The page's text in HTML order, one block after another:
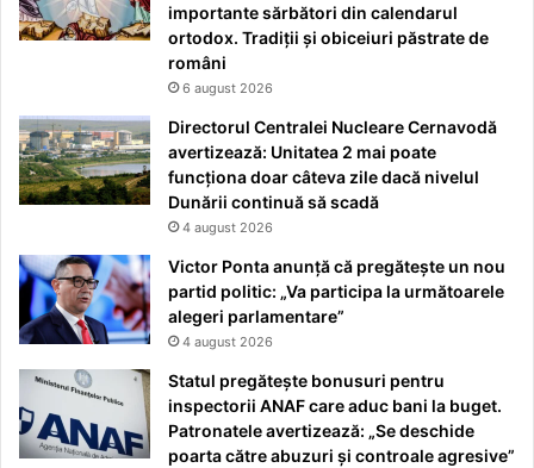
importante sărbători din calendarul
ortodox. Tradiții și obiceiuri păstrate de
români
6 august 2026
Directorul Centralei Nucleare Cernavodă
avertizează: Unitatea 2 mai poate
funcționa doar câteva zile dacă nivelul
Dunării continuă să scadă
4 august 2026
Victor Ponta anunță că pregătește un nou
partid politic: „Va participa la următoarele
alegeri parlamentare”
4 august 2026
Statul pregătește bonusuri pentru
inspectorii ANAF care aduc bani la buget.
Patronatele avertizează: „Se deschide
poarta către abuzuri și controale agresive”